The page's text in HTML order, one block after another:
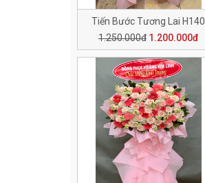
Tiến Bước Tương Lai H140
1.250.000đ 1.200.000đ